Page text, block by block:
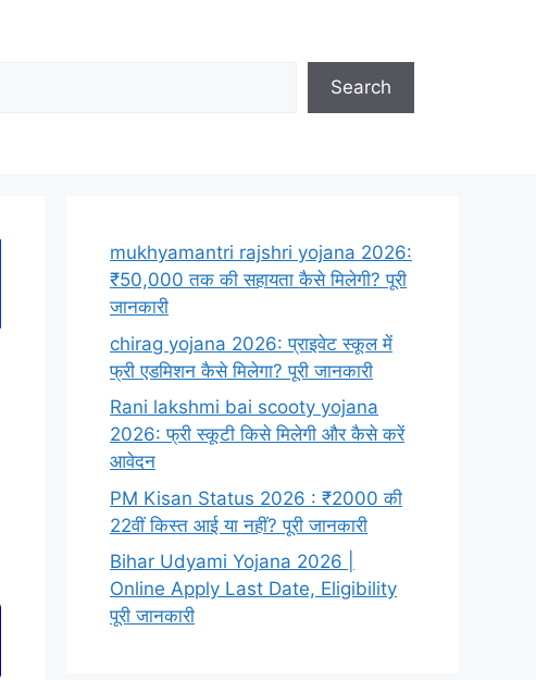
Search
mukhyamantri rajshri yojana 2026:
₹50,000 तक की सहायता कैसे मिलेगी? पूरी
जानकारी
chirag yojana 2026: प्राइवेट स्कूल में
फ्री एडमिशन कैसे मिलेगा? पूरी जानकारी
Rani lakshmi bai scooty yojana
2026: फ्री स्कूटी किसे मिलेगी और कैसे करें
आवेदन
PM Kisan Status 2026 : ₹2000 की
22वीं किस्त आई या नहीं? पूरी जानकारी
Bihar Udyami Yojana 2026 |
Online Apply Last Date, Eligibility
पूरी जानकारी